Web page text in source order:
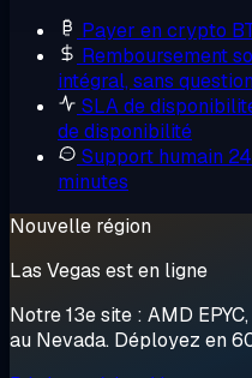
Payer en crypto
Remboursement
intégral, sans question
SLA de
de disponibilité
Support humain
minutes
Nouvelle région
Las Vegas est en ligne
Notre 13e site : AMD
au Nevada. Déployez en